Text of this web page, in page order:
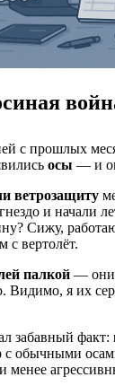
с прошлых
осы — и
ветрозащиту
и начали
Сижу,
с вертолёт.
палкой — они
Видимо, я их
забавный факт:
с обычными
менее